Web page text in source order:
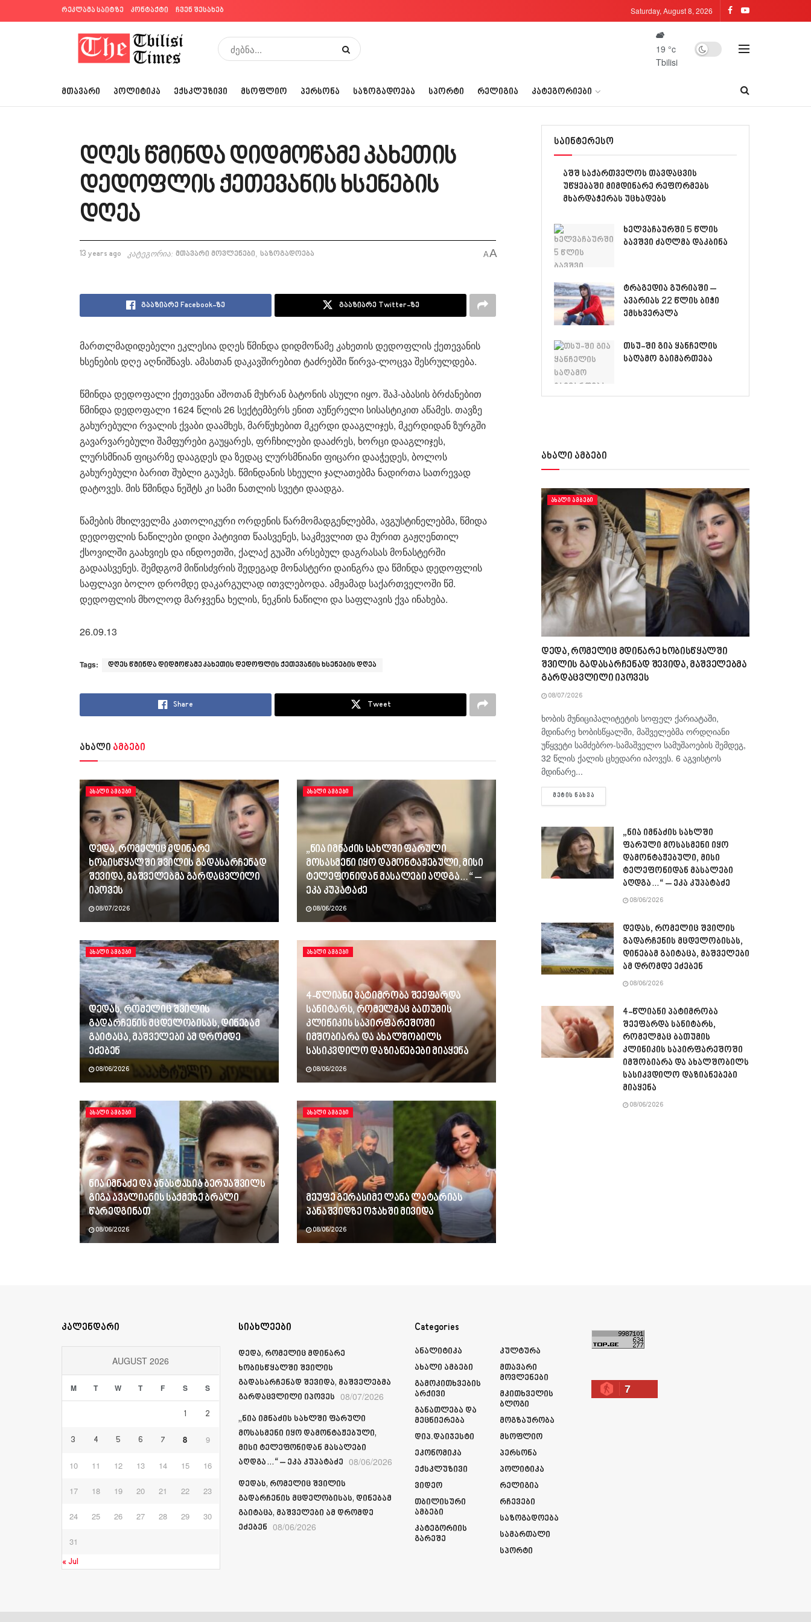
რეკლამა საიტზე კონტაქტი ჩვენ შესახებ Saturday, August 8, 2026
19 °c
Tbilisi
ᲛᲗᲐᲕᲐᲠᲘ ᲞᲝᲚᲘᲢᲘᲙᲐ ᲔᲥᲡᲙᲚᲣᲖᲘᲕᲘ ᲛᲡᲝᲤᲚᲘᲝ ᲞᲔᲠᲡᲝᲜᲐ ᲡᲐᲖᲝᲒᲐᲓᲝᲔᲑᲐ ᲡᲞᲝᲠᲢᲘ ᲠᲔᲚᲘᲒᲘᲐ ᲙᲐᲢᲔᲒᲝᲠᲘᲔᲑᲘ
დღეს წმინდა დიდმოწამე კახეთის
დედოფლის ქეთევანის ხსენების
დღეა
13 years ago კატეგორია: მთავარი მოვლენები, საზოგადოება AA
გააზიარე Facebook-ზე გააზიარე Twitter-ზე
მართლმადიდებელი ეკლესია დღეს წმინდა დიდმოწამე კახეთის დედოფლის ქეთევანის
ხსენების დღე აღნიშნავს. ამასთან დაკავშირებით ტაძრებში წირვა-ლოცვა შესრულდება.
წმინდა დედოფალი ქეთევანი აშოთან მუხრან ბატონის ასული იყო. შაჰ-აბასის ბრძანებით
წმინდა დედოფალი 1624 წლის 26 სექტემბერს ენით აუწერელი სისასტიკით აწამეს. თავზე
გახურებული რვალის ქვაბი დაამხეს, მარწუხებით მკერდი დააგლიჯეს, მკერდიდან ზურგში
გავარვარებული შამფურები გაუყარეს, ფრჩხილები დააძრეს, ხორცი დააგლიჯეს,
ლურსმნიან ფიცარზე დააგდეს და ზედაც ლურსმნიანი ფიცარი დააჭედეს, ბოლოს
გახურებული ბარით შუბლი გაუპეს. წმინდანის სხეული ჯალათებმა ნადირთა სათრევად
დატოვეს. მის წმინდა ნეშტს კი სამი ნათლის სვეტი დაადგა.
წამების მხილველმა კათოლიკური ორდენის წარმომადგენლებმა, ავგუსტინელებმა, წმიდა
დედოფლის ნაწილები დიდი პატივით წაასვენეს, საკმევლით და მურით გაჟღენთილ
ქსოვილში გაახვიეს და ინდოეთში, ქალაქ გუაში არსებულ დაგრასას მონასტერში
გადაასვენეს. შემდგომ მიწისძვრის შედეგად მონასტერი დაინგრა და წმინდა დედოფლის
საფლავი ბოლო დრომდე დაკარგულად ითვლებოდა. ამჟამად საქართველოში წმ.
დედოფლის მხოლოდ მარჯვენა ხელის, ნეკნის ნაწილი და საფლავის ქვა ინახება.
26.09.13
Tags: დღეს წმინდა დიდმოწამე კახეთის დედოფლის ქეთევანის ხსენების დღეა
Share Tweet
ახალი ამბები
ᲐᲮᲐᲚᲘ ᲐᲛᲑᲔᲑᲘ
დედა, რომელიც მდინარე
ხობისწყალში შვილის გადასარჩენად
შევიდა, მაშველებმა გარდაცვლილი
იპოვეს
08/07/2026
ᲐᲮᲐᲚᲘ ᲐᲛᲑᲔᲑᲘ
„ნია იმნაძის სახლში ფარული
მოსასმენი იყო დამონტაჟებული, მისი
ტელეფონიდან მასალები აღდგა…“ –
ეკა კუპატაძე
08/06/2026
ᲐᲮᲐᲚᲘ ᲐᲛᲑᲔᲑᲘ
დედას, რომელიც შვილის
გადარჩენის მცდელობისას, დინებამ
გაიტაცა, მაშველები ამ დრომდე
ეძებენ
08/06/2026
ᲐᲮᲐᲚᲘ ᲐᲛᲑᲔᲑᲘ
4-წლიანი პატიმრობა შეეფარდა
სანიტარს, რომელმაც ბათუმის
კლინიკის საპირფარეშოში
იმშობიარა და ახალშობილს
სასიკვდილო დაზიანებები მიაყენა
08/06/2026
ᲐᲮᲐᲚᲘ ᲐᲛᲑᲔᲑᲘ
ნია იმნაძე და ანასტასია ბერუაშვილს
გიგა ავალიანის საქმეზე ბრალი
წარედგინათ
08/06/2026
ᲐᲮᲐᲚᲘ ᲐᲛᲑᲔᲑᲘ
მეუფე გერასიმე ლანა ლატარიას
პანაშვიდზე ოჯახში მივიდა
08/06/2026
საინტერესო
აშშ საქართველოს თავდაცვის
უწყებაში მიმდინარე რეფორმებს
მხარდაჭერას უცხადებს
ხელვაჩაურში 5 წლის
ბავშვი ძაღლმა დაკბინა
ტრაგედია გურიაში –
ავარიას 22 წლის ბიჭი
ემსხვერპლა
თსუ-ში გია ყანჩელის
საღამო გაიმართება
ახალი ამბები
ᲐᲮᲐᲚᲘ ᲐᲛᲑᲔᲑᲘ
დედა, რომელიც მდინარე ხობისწყალში
შვილის გადასარჩენად შევიდა, მაშველებმა
გარდაცვლილი იპოვეს
08/07/2026
ხობის მუნიციპალიტეტის სოფელ ქარიატაში,
მდინარე ხობისწყალში, მაშველებმა ორდღიანი
უწყვეტი სამძებრო-სამაშველო სამუშაოების შემდეგ,
32 წლის ქალის ცხედარი იპოვეს. 6 აგვისტოს
მდინარე...
ᲛᲔᲢᲘᲡ ᲜᲐᲮᲕᲐ
„ნია იმნაძის სახლში
ფარული მოსასმენი იყო
დამონტაჟებული, მისი
ტელეფონიდან მასალები
აღდგა…“ – ეკა კუპატაძე
08/06/2026
დედას, რომელიც შვილის
გადარჩენის მცდელობისას,
დინებამ გაიტაცა, მაშველები
ამ დრომდე ეძებენ
08/06/2026
4-წლიანი პატიმრობა
შეეფარდა სანიტარს,
რომელმაც ბათუმის
კლინიკის საპირფარეშოში
იმშობიარა და ახალშობილს
სასიკვდილო დაზიანებები
მიაყენა
08/06/2026
კალენდარი
AUGUST 2026
M T W T F S S
1 2
3 4 5 6 7 8 9
10 11 12 13 14 15 16
17 18 19 20 21 22 23
24 25 26 27 28 29 30
31
« Jul
სიახლეები
დედა, რომელიც მდინარე
ხობისწყალში შვილის
გადასარჩენად შევიდა, მაშველებმა
გარდაცვლილი იპოვეს 08/07/2026
„ნია იმნაძის სახლში ფარული
მოსასმენი იყო დამონტაჟებული,
მისი ტელეფონიდან მასალები
აღდგა…“ – ეკა კუპატაძე 08/06/2026
დედას, რომელიც შვილის
გადარჩენის მცდელობისას, დინებამ
გაიტაცა, მაშველები ამ დრომდე
ეძებენ 08/06/2026
Categories
Ანალიტიკა
Ახალი Ამბები
Გამოკითხვების
Არქივი
Განათლება Და
Მეცნიერება
Დიპ.დაიჯესტი
Ეკონომიკა
Ექსკლუზივი
Ვიდეო
Თბილისური
Ამბები
Კატეგორიის
Გარეშე
Კულტურა
Მთავარი
Მოვლენები
Მკითხველის
Ბლოგი
Მოგზაურობა
Მსოფლიო
Პერსონა
Პოლიტიკა
Რელიგია
Რჩევები
Საზოგადოება
Სამართალი
Სპორტი
7